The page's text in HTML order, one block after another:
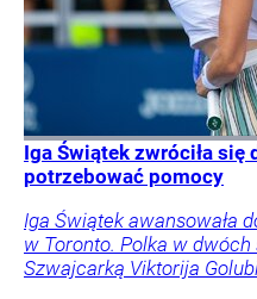
Iga Świątek zwróciła
potrzebować pomocy
Iga Świątek awansowała
w Toronto. Polka w
Szwajcarką Viktorija